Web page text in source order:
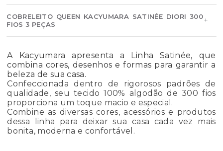
COBRELEITO QUEEN KACYUMARA SATINÉE DIORI 300
FIOS 3 PEÇAS
A Kacyumara apresenta a Linha Satinée, que
combina cores, desenhos e formas para garantir a
beleza de sua casa.
Confeccionada dentro de rigorosos padrões de
qualidade, seu tecido 100% algodão de 300 fios
proporciona um toque macio e especial.
Combine as diversas cores, acessórios e produtos
dessa linha para deixar sua casa cada vez mais
bonita, moderna e confortável.